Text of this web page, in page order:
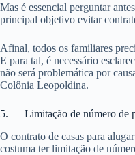
Mas é essencial perguntar
principal objetivo evitar
Afinal, todos os familiares
E para tal, é necessário
não será problemática por
Colônia Leopoldina.
5. Limitação de número de
O contrato de casas para
costuma ter limitação de